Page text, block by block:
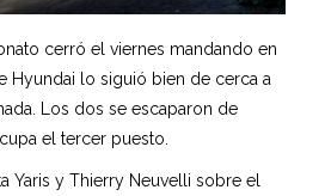
cerró el viernes mandando en
Hyundai lo siguió bien de cerca a
Los dos se escaparon de
el tercer puesto.
Yaris y Thierry Neuvelli sobre el